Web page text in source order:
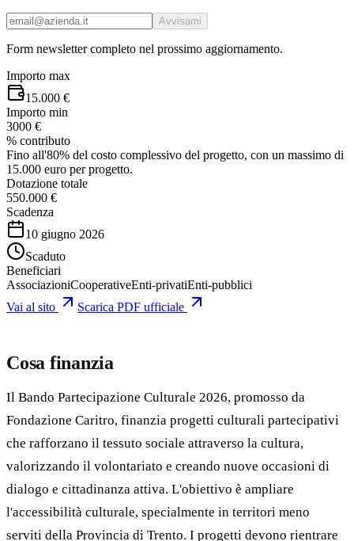
Avvisami
Form newsletter completo nel prossimo aggiornamento.
Importo max
15.000 €
Importo min
3000 €
% contributo
Fino all'80% del costo complessivo del progetto, con un massimo di
15.000 euro per progetto.
Dotazione totale
550.000 €
Scadenza
10 giugno 2026
Scaduto
Beneficiari
AssociazioniCooperativeEnti-privatiEnti-pubblici
Vai al sito
Scarica PDF ufficiale
Cosa finanzia
Il Bando Partecipazione Culturale 2026, promosso da
Fondazione Caritro, finanzia progetti culturali partecipativi
che rafforzano il tessuto sociale attraverso la cultura,
valorizzando il volontariato e creando nuove occasioni di
dialogo e cittadinanza attiva. L'obiettivo è ampliare
l'accessibilità culturale, specialmente in territori meno
serviti della Provincia di Trento. I progetti devono rientrare